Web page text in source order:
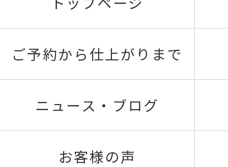
ご予約から仕上がりまで
ニュース・ブログ
お客様の声